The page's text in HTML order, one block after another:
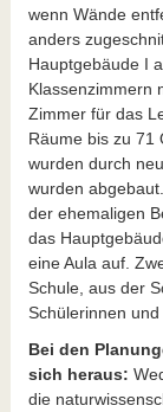
wenn Wände
anders
Hauptgebäude I
Klassenzimmern
Zimmer für das
Räume bis zu 71
wurden durch
wurden
der ehemaligen
das
eine Aula auf.
Schule, aus der
Schülerinnen und
Bei den
sich heraus:
die